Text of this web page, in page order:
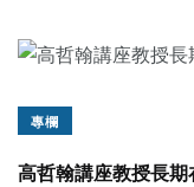
專欄
高哲翰講座教授長